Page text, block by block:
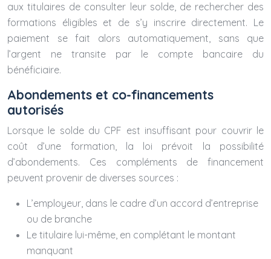
aux titulaires de consulter leur solde, de rechercher des
formations éligibles et de s’y inscrire directement. Le
paiement se fait alors automatiquement, sans que
l’argent ne transite par le compte bancaire du
bénéficiaire.
Abondements et co-financements
autorisés
Lorsque le solde du CPF est insuffisant pour couvrir le
coût d’une formation, la loi prévoit la possibilité
d’abondements. Ces compléments de financement
peuvent provenir de diverses sources :
L’employeur, dans le cadre d’un accord d’entreprise
ou de branche
Le titulaire lui-même, en complétant le montant
manquant